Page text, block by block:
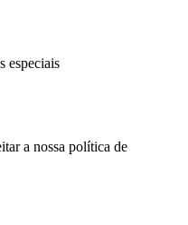
especiais
a nossa política de